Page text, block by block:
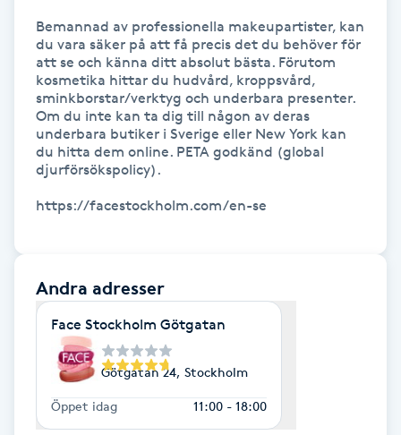
Hollywood Peel
Hot Stone Massage
Hot yoga
Hudföryngring
Hyaluronsyra
Hyperhidros
Hypnos
Bemannad av professionella makeupartister, kan
du vara säker på att få precis det du behöver för
att se och känna ditt absolut bästa. Förutom
kosmetika hittar du hudvård, kroppsvård,
sminkborstar/verktyg och underbara presenter.
Om du inte kan ta dig till någon av deras
underbara butiker i Sverige eller New York kan
du hitta dem online. PETA godkänd (global
djurförsökspolicy).
https://facestockholm.com/en-se
Andra adresser
Face Stockholm Götgatan
Götgatan 24, Stockholm
Öppet idag 11:00 - 18:00